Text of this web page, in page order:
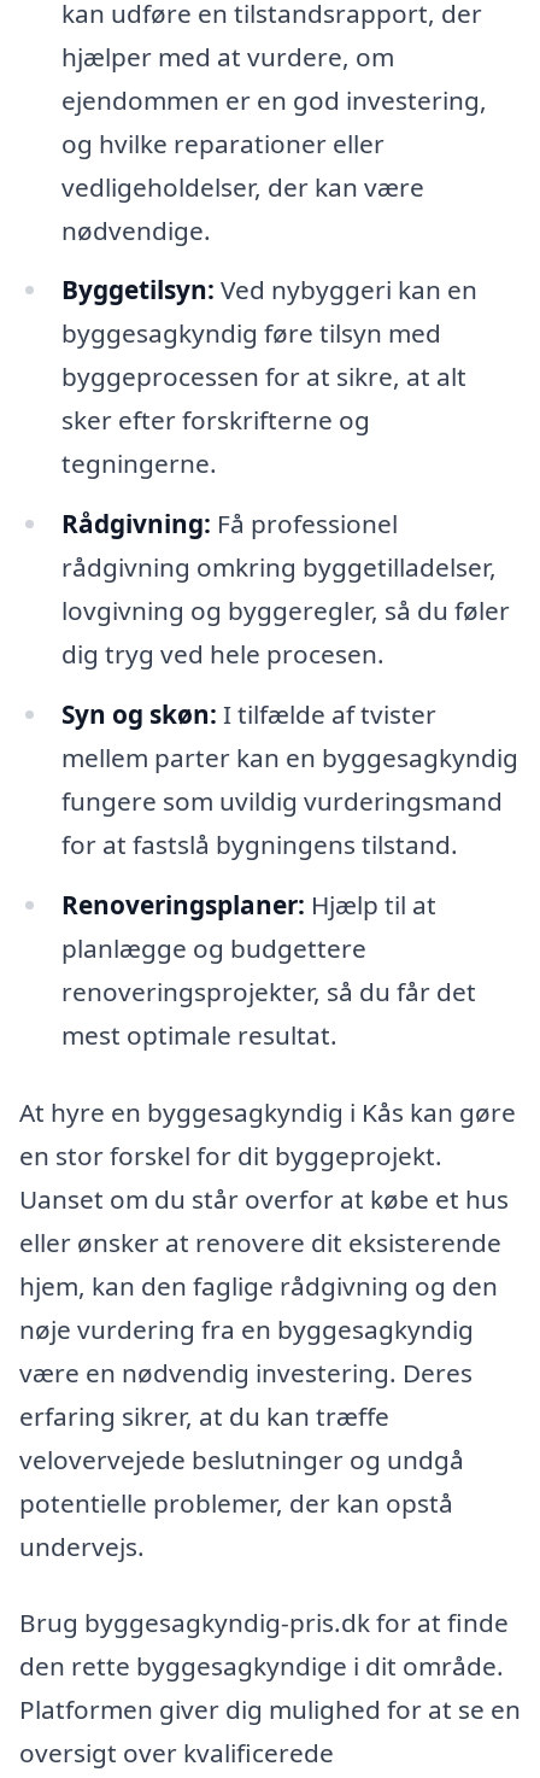
kan udføre en tilstandsrapport, der
hjælper med at vurdere, om
ejendommen er en god investering,
og hvilke reparationer eller
vedligeholdelser, der kan være
nødvendige.
Byggetilsyn: Ved nybyggeri kan en
byggesagkyndig føre tilsyn med
byggeprocessen for at sikre, at alt
sker efter forskrifterne og
tegningerne.
Rådgivning: Få professionel
rådgivning omkring byggetilladelser,
lovgivning og byggeregler, så du føler
dig tryg ved hele procesen.
Syn og skøn: I tilfælde af tvister
mellem parter kan en byggesagkyndig
fungere som uvildig vurderingsmand
for at fastslå bygningens tilstand.
Renoveringsplaner: Hjælp til at
planlægge og budgettere
renoveringsprojekter, så du får det
mest optimale resultat.
At hyre en byggesagkyndig i Kås kan gøre
en stor forskel for dit byggeprojekt.
Uanset om du står overfor at købe et hus
eller ønsker at renovere dit eksisterende
hjem, kan den faglige rådgivning og den
nøje vurdering fra en byggesagkyndig
være en nødvendig investering. Deres
erfaring sikrer, at du kan træffe
velovervejede beslutninger og undgå
potentielle problemer, der kan opstå
undervejs.
Brug byggesagkyndig-pris.dk for at finde
den rette byggesagkyndige i dit område.
Platformen giver dig mulighed for at se en
oversigt over kvalificerede